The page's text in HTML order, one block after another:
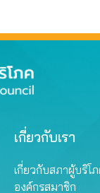
เกี่ยวกับเรา
เกี่ยวกับสภาผู้บริโ
องค์กรสมาชิก